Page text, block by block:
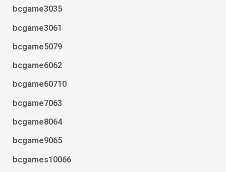
bcgame3035
bcgame3061
bcgame5079
bcgame6062
bcgame60710
bcgame7063
bcgame8064
bcgame9065
bcgames10066